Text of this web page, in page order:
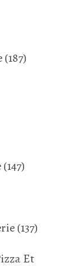
(187)
(147)
(137)
Et